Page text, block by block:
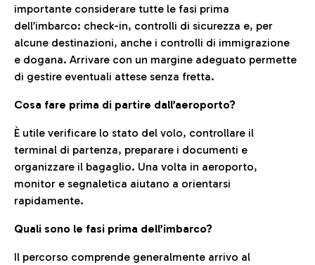
importante considerare tutte le fasi prima
dell’imbarco: check-in, controlli di sicurezza e, per
alcune destinazioni, anche i controlli di immigrazione
e dogana. Arrivare con un margine adeguato permette
di gestire eventuali attese senza fretta.
Cosa fare prima di partire dall’aeroporto?
È utile verificare lo stato del volo, controllare il
terminal di partenza, preparare i documenti e
organizzare il bagaglio. Una volta in aeroporto,
monitor e segnaletica aiutano a orientarsi
rapidamente.
Quali sono le fasi prima dell’imbarco?
Il percorso comprende generalmente arrivo al